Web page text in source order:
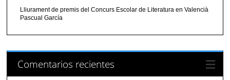
Lliurament de premis del Concurs Escolar de Literatura en Valencià
Pascual García
Comentarios recientes